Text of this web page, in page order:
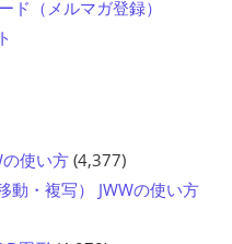
ド（メルマガ登録）
使い方 (4,377)
動・複写） JWWの使い方